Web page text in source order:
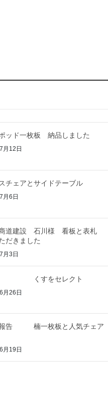
ッド一枚板 納品しました
月12日
チェアとサイドテーブル
月6日
道建設 石川様 看板と表札
だきました
月3日
くすをセレクト
月26日
報告 楠一枚板と人気チェア
月19日